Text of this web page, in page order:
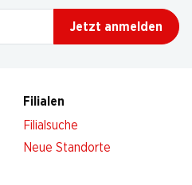
Jetzt anmelden
Filialen
Filialsuche
Neue Standorte